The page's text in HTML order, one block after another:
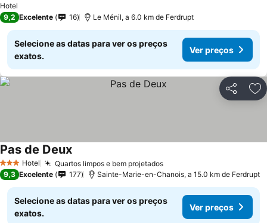
Hotel
9,2 Excelente 16 Le Ménil, a 6.0 km de Ferdrupt
Selecione as datas para ver os preços
exatos.
Ver preços
Partilhar
3 EstrelasHotel Quartos limpos e bem projetados
Pas de Deux
9,3 Excelente 177 Sainte-Marie-en-Chanois, a 15.0 km de Ferdrupt
Selecione as datas para ver os preços
exatos.
Ver preços